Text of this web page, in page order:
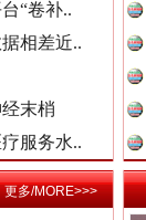
训
“卷补..
相差近..
末梢
服务水..
更多/MORE>>>